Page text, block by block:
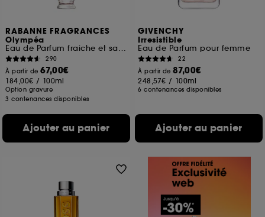
RABANNE FRAGRANCES
Olympéa
Eau de Parfum fraiche et salée
290
À partir de67,00€
184,00€ / 100ml
Option gravure
3 contenances disponibles
Ajouter au panier
GIVENCHY
Irresistible
Eau de Parfum pour femme
22
À partir de87,00€
248,57€ / 100ml
6 contenances disponibles
Ajouter au panier